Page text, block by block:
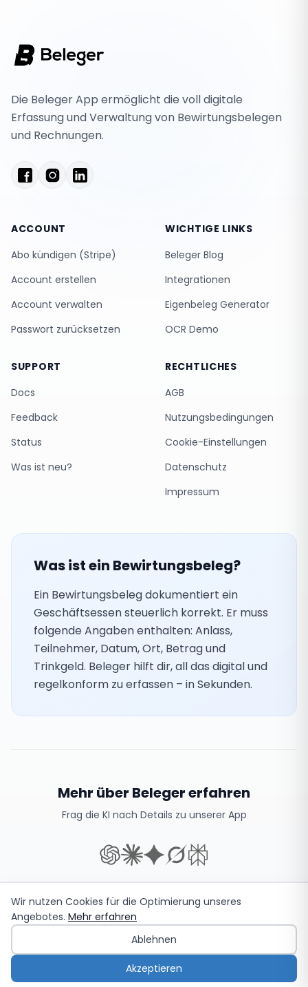
Die Beleger App ermöglicht die voll digitale
Erfassung und Verwaltung von Bewirtungsbelegen
und Rechnungen.
ACCOUNT
Abo kündigen (Stripe)
Account erstellen
Account verwalten
Passwort zurücksetzen
WICHTIGE LINKS
Beleger Blog
Integrationen
Eigenbeleg Generator
OCR Demo
SUPPORT
Docs
Feedback
Status
Was ist neu?
RECHTLICHES
AGB
Nutzungsbedingungen
Cookie-Einstellungen
Datenschutz
Impressum
Was ist ein Bewirtungsbeleg?
Ein Bewirtungsbeleg dokumentiert ein
Geschäftsessen steuerlich korrekt. Er muss
folgende Angaben enthalten: Anlass,
Teilnehmer, Datum, Ort, Betrag und
Trinkgeld. Beleger hilft dir, all das digital und
regelkonform zu erfassen – in Sekunden.
Mehr über Beleger erfahren
Frag die KI nach Details zu unserer App
©2026Beleger UG (haftungsbeschränkt). Alle Rechte
vorbehalten.
Wir nutzen Cookies für die Optimierung unseres
Angebotes. Mehr erfahren
Ablehnen
Akzeptieren